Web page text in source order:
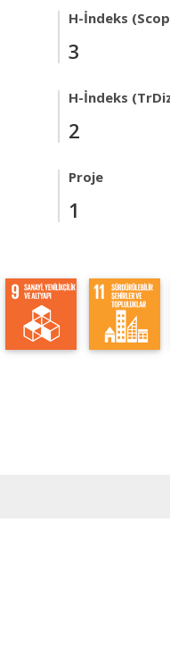
H-İndeks
3
H-İndeks
2
Proje
1